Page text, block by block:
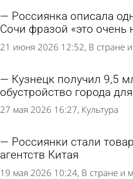
Россиянка описала
Сочи фразой «это очень
21 июня 2026 12:52 В стране
Кузнецк получил 9,5
обустройство города
27 мая 2026 16:27 Культура
Россиянки стали
агентств Китая
19 мая 2026 10:24 В стране и